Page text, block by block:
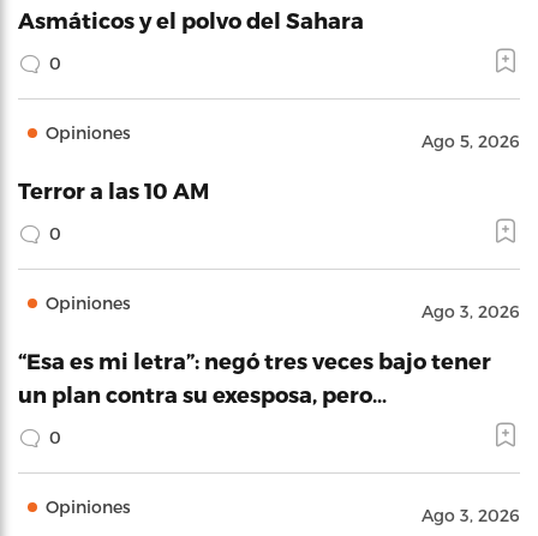
Asmáticos y el polvo del Sahara
0
Opiniones Ago 5, 2026
Terror a las 10 AM
0
Opiniones Ago 3, 2026
“Esa es mi letra”: negó tres veces bajo tener
un plan contra su exesposa, pero…
0
Opiniones Ago 3, 2026